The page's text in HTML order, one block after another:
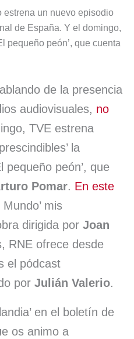
i e
y
e p
i
estrena un nuevo episodio
de España. Y el domingo,
pequeño peón’, que cuenta
de la presencia
audiovisuales, no
TVE estrena
la
pequeño peón’, que
Pomar. En este
mis
dirigida por Joan
RNE ofrece desde
el pódcast
por Julián Valerio.
en el boletín de
os animo a